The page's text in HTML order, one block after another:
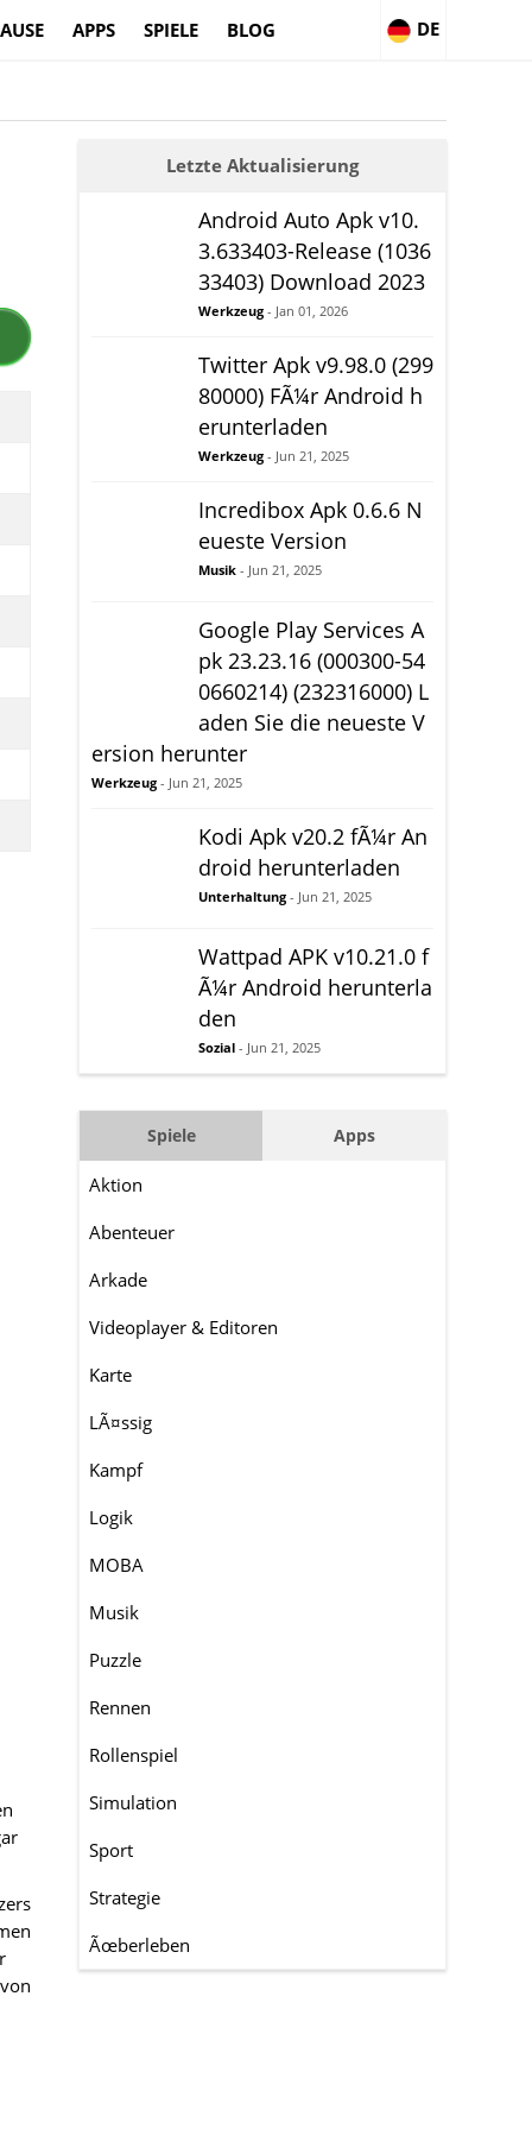
APPS SPIELE BLOG DE
Letzte Aktualisierung
Android Auto Apk v10.
3.633403-Release (1036
33403) Download 2023
Werkzeug - Jan 01, 2026
Twitter Apk v9.98.0 (299
80000) FÃ¼r Android h
erunterladen
Werkzeug - Jun 21, 2025
Incredibox Apk 0.6.6 N
eueste Version
Musik - Jun 21, 2025
Google Play Services A
pk 23.23.16 (000300-54
0660214) (232316000) L
aden Sie die neueste V
ersion herunter
Werkzeug - Jun 21, 2025
Kodi Apk v20.2 fÃ¼r An
droid herunterladen
Unterhaltung - Jun 21, 2025
Wattpad APK v10.21.0 f
Ã¼r Android herunterla
den
Sozial - Jun 21, 2025
Spiele Apps
Aktion
Abenteuer
Arkade
Videoplayer & Editoren
Karte
LÃ¤ssig
Kampf
Logik
MOBA
Musik
Puzzle
Rennen
Rollenspiel
Simulation
Sport
Strategie
Ãœberleben